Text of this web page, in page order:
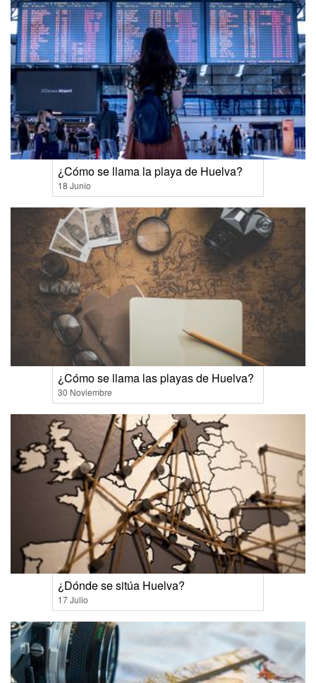
¿Cómo se llama la playa de Huelva?
18 Junio
¿Cómo se llama las playas de Huelva?
30 Noviembre
¿Dónde se sitúa Huelva?
17 Julio